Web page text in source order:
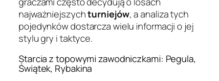
najważniejszychturniejów, a analiza tych
pojedynków dostarcza wielu informacji o jej
stylu gry i taktyce.
Starcia z topowymi zawodniczkami: Pegula,
Świątek, Rybakina